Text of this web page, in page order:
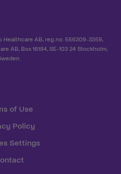
AB, reg.no. 556309-3359,
AB, Box 16184, SE-103 24 Stockholm,
of Use
Policy
Settings